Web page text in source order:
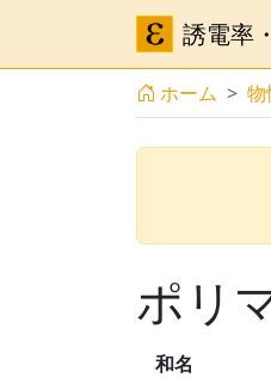
誘電率
ホーム 物
ポリ
和名